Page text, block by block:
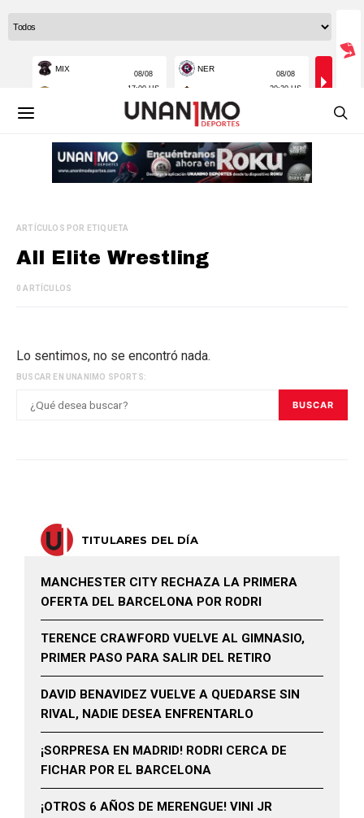
ARTÍCULOS POR ETIQUETA
All Elite Wrestling
0 ARTÍCULOS
Lo sentimos, no se encontró nada.
BUSCAR EN UNANIMO SPORTS:
BUSCAR
TITULARES DEL DÍA
MANCHESTER CITY RECHAZA LA PRIMERA
OFERTA DEL BARCELONA POR RODRI
TERENCE CRAWFORD VUELVE AL GIMNASIO,
PRIMER PASO PARA SALIR DEL RETIRO
DAVID BENAVIDEZ VUELVE A QUEDARSE SIN
RIVAL, NADIE DESEA ENFRENTARLO
¡SORPRESA EN MADRID! RODRI CERCA DE
FICHAR POR EL BARCELONA
¡OTROS 6 AÑOS DE MERENGUE! VINI JR